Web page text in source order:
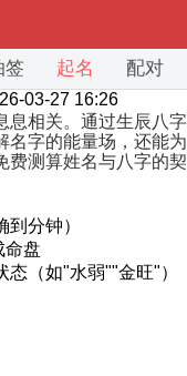
签 起名 配对
03-27 16:26
息相关。通过生辰八字
名字的能量场，还能为
费测算姓名与八字的契
分钟）
命盘
（如"水弱""金旺"）